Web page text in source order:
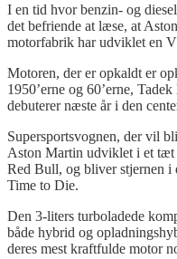
I en tid hvor benzin- og
det befriende at læse, at
motorfabrik har udviklet en
Motoren, der er opkaldt er
1950’erne og 60’erne, Tadek
debuterer næste år i den
Supersportsvognen, der vil
Aston Martin udviklet i et tæt
Red Bull, og bliver stjernen i
Time to Die.
Den 3-liters turboladede
både hybrid og
deres mest kraftfulde motor